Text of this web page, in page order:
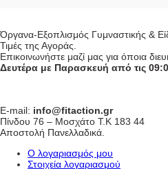
Όργανα-Εξοπλισμός Γυμναστικής &
Τιμές της Αγοράς.
Επικοινωνήστε μαζί μας για όποια
Δευτέρα με Παρασκευή από τις
E-mail: info@fitaction.gr
Πίνδου 76 – Μοσχάτο Τ.Κ 183 44
Αποστολή Πανελλαδικά.
Ο λογαριασμός μου
Στοιχεία λογαριασμού